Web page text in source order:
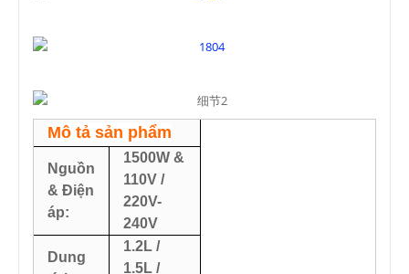
Mô tả sản phẩm
Nguồn
& Điện
áp:
1500W &
110V /
220V-
240V
Dung
1.2L /
1.5L /